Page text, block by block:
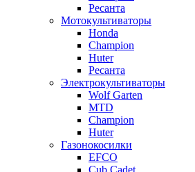
Ресанта
Мотокультиваторы
Honda
Champion
Huter
Ресанта
Электрокультиваторы
Wolf Garten
MTD
Champion
Huter
Газонокосилки
EFCO
Cub Cadet